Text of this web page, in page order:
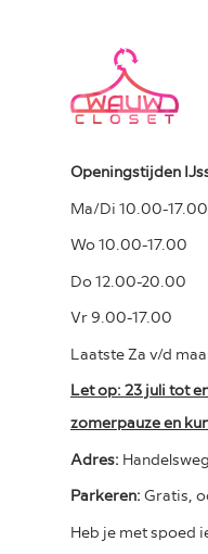
Openingstijden
Ma/Di 10.00-17.00
Wo 10.00-17.00
Do 12.00-20.00
Vr 9.00-17.00
Laatste Za v/d
Let op: 23 juli tot
zomerpauze en
Adres:
Parkeren: Gratis,
Heb je met spoed